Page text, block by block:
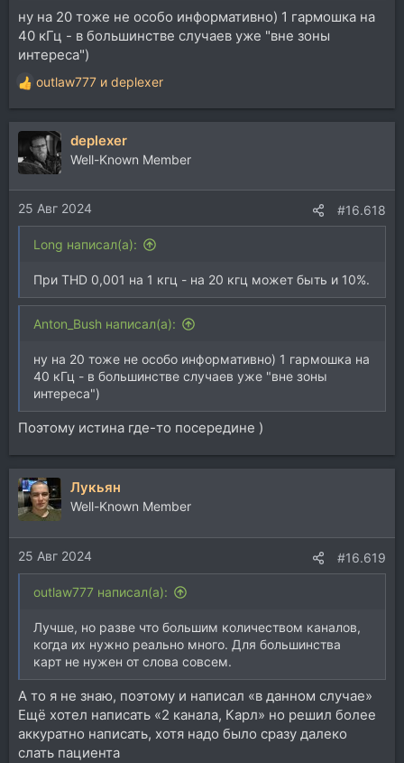
ну на 20 тоже не особо информативно) 1 гармошка на
40 кГц - в большинстве случаев уже "вне зоны
интереса")
Р
е
а
ц
и
и
:
outlaw777 и deplexer
deplexer
Well-Known Member
25 Авг 2024 #16.618
Long написал(а):
При THD 0,001 на 1 кгц - на 20 кгц может быть и 10%.
Anton_Bush написал(а):
ну на 20 тоже не особо информативно) 1 гармошка на
40 кГц - в большинстве случаев уже "вне зоны
интереса")
Поэтому истина где-то посередине )
Лукьян
Well-Known Member
25 Авг 2024 #16.619
outlaw777 написал(а):
Лучше, но разве что большим количеством каналов,
когда их нужно реально много. Для большинства
карт не нужен от слова совсем.
А то я не знаю, поэтому и написал «в данном случае»
Ещё хотел написать «2 канала, Карл» но решил более
аккуратно написать, хотя надо было сразу далеко
слать пациента